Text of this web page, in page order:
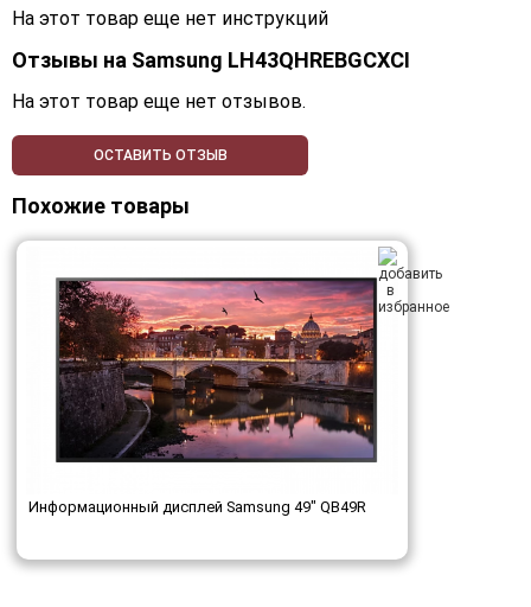
На этот товар еще нет инструкций
Отзывы на Samsung LH43QHREBGCXCI
На этот товар еще нет отзывов.
ОСТАВИТЬ ОТЗЫВ
Похожие товары
Информационный дисплей Samsung 49" QB49R